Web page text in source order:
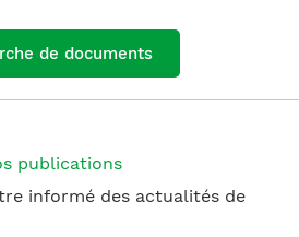
de documents
publications
informé des actualités de